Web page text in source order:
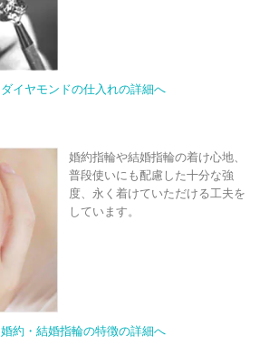
ダイヤモンドの仕入れの詳細へ
婚約指輪や結婚指輪の着け心地、
普段使いにも配慮した十分な強
度、永く着けていただける工夫を
しています。
婚約・結婚指輪の特徴の詳細へ